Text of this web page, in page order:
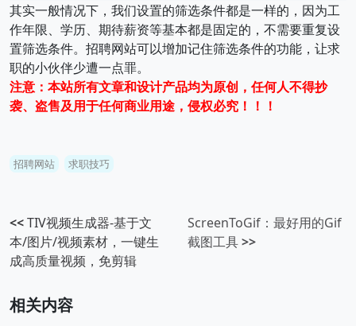
其实一般情况下，我们设置的筛选条件都是一样的，因为工
作年限、学历、期待薪资等基本都是固定的，不需要重复设
置筛选条件。招聘网站可以增加记住筛选条件的功能，让求
职的小伙伴少遭一点罪。
注意：本站所有文章和设计产品均为原创，任何人不得抄
袭、盗售及用于任何商业用途，侵权必究！！！
招聘网站 求职技巧
<<TIV视频生成器-基于文
本/图片/视频素材，一键生
成高质量视频，免剪辑
ScreenToGif：最好用的Gif
截图工具>>
相关内容